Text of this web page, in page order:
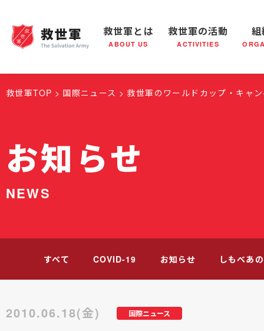
救世軍とは
ABOUT US
救世軍とは 世界が抱えている社会問題 救世軍
救世軍の活動
ACTIVITIES
救世軍の活動 社会鍋
組織概要
救世軍TOP 国際ニュース 救世軍のワールドカップ・キャ
お知らせ
NEWS
すべて COVID-19 お知らせ しもべあ
国際ニュース
2010.06.18(金)